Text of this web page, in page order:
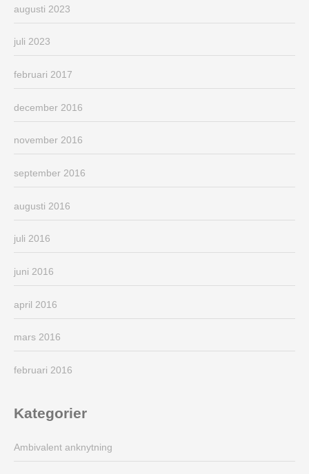
augusti 2023
juli 2023
februari 2017
december 2016
november 2016
september 2016
augusti 2016
juli 2016
juni 2016
april 2016
mars 2016
februari 2016
Kategorier
Ambivalent anknytning